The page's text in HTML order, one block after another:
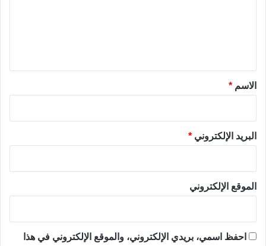
*الاسم *
البريد الإلكتروني *
الموقع الإلكتروني
احفظ اسمي، بريدي الإلكتروني، والموقع الإلكتروني في هذا